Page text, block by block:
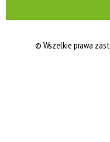
© Wszelkie prawa